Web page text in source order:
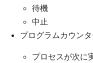
待機
中止
プログラムカウン
プロセスが次に